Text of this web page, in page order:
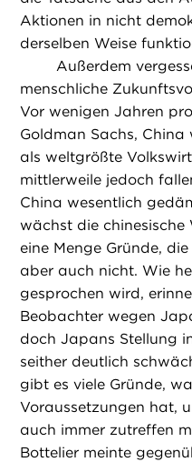
Aktionen in nicht
derselben Weise
Außerdem
menschliche
Vor wenigen Jahren
Goldman Sachs,
als weltgrößte
mittlerweile jedoch
China wesentlich
wächst die
eine Menge Gründe,
aber auch nicht. Wie
gesprochen wird,
Beobachter wegen
doch Japans Stellung
seither deutlich
gibt es viele Gründe,
Voraussetzungen hat,
auch immer zutreffen
Bottelier meinte